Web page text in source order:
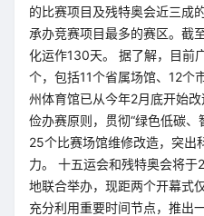
的比赛项目及残特奥会近三成
承办竞赛项目最多的赛区。截
化运作130天。 据了解，目前
个，包括11个省属场馆、12个
州体育馆已从今年2月底开始
俭办赛原则，贯彻“绿色低碳
25个比赛场馆维修改造，突出
力。 十五运会和残特奥会将
地联合举办，现距两个开幕式
充分利用重要时间节点，推出